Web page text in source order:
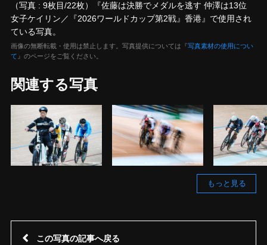
（写真 : 9枚目/22枚）『佐藤は決勝でメダルを逃す 仲澤は13位
女子ケイリン／『2026ワールドカップ第2戦』香港』で使用され
ている写真。
画像の無断転載・使用は禁止します。写真提供については『写真素材の使用につい
て 』のページをご覧ください。
関連する写真
もっと見る
この写真の記事へ戻る